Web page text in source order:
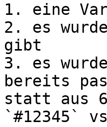
1. eine
2. es
gibt
3. es
bereits
statt aus
`#12345`